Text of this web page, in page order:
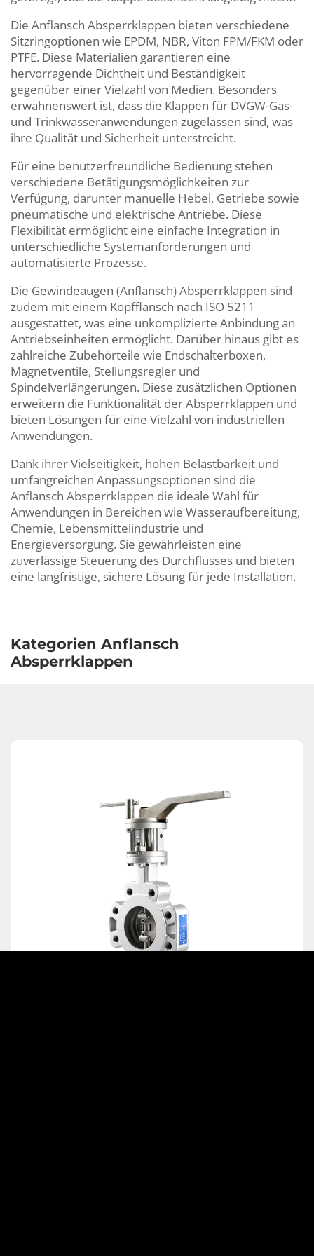
Die Anflansch Absperrklappen bieten verschiedene
Sitzringoptionen wie EPDM, NBR, Viton FPM/FKM oder
PTFE. Diese Materialien garantieren eine
hervorragende Dichtheit und Beständigkeit
gegenüber einer Vielzahl von Medien. Besonders
erwähnenswert ist, dass die Klappen für DVGW-Gas-
und Trinkwasseranwendungen zugelassen sind, was
ihre Qualität und Sicherheit unterstreicht.
Für eine benutzerfreundliche Bedienung stehen
verschiedene Betätigungsmöglichkeiten zur
Verfügung, darunter manuelle Hebel, Getriebe sowie
pneumatische und elektrische Antriebe. Diese
Flexibilität ermöglicht eine einfache Integration in
unterschiedliche Systemanforderungen und
automatisierte Prozesse.
Die Gewindeaugen (Anflansch) Absperrklappen sind
zudem mit einem Kopfflansch nach ISO 5211
ausgestattet, was eine unkomplizierte Anbindung an
Antriebseinheiten ermöglicht. Darüber hinaus gibt es
zahlreiche Zubehörteile wie Endschalterboxen,
Magnetventile, Stellungsregler und
Spindelverlängerungen. Diese zusätzlichen Optionen
erweitern die Funktionalität der Absperrklappen und
bieten Lösungen für eine Vielzahl von industriellen
Anwendungen.
Dank ihrer Vielseitigkeit, hohen Belastbarkeit und
umfangreichen Anpassungsoptionen sind die
Anflansch Absperrklappen die ideale Wahl für
Anwendungen in Bereichen wie Wasseraufbereitung,
Chemie, Lebensmittelindustrie und
Energieversorgung. Sie gewährleisten eine
zuverlässige Steuerung des Durchflusses und bieten
eine langfristige, sichere Lösung für jede Installation.
Kategorien Anflansch
Absperrklappen